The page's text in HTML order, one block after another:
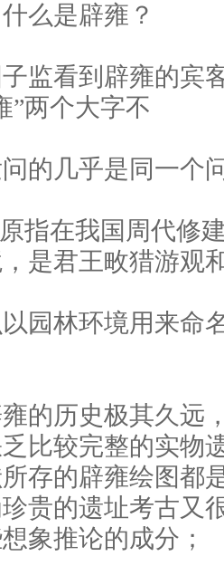
是辟雍？
看到辟雍的宾
”两个大字不
几乎是同一个
在我国周代修
是君王畋猎游观
林环境用来命
历史极其久远
比较完整的实物
所存的辟雍绘图都
贵的遗址考古又
象推论的成分；